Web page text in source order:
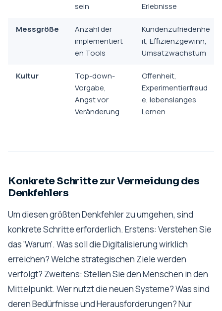
sein
Erlebnisse
Messgröße
Anzahl der
implementiert
en Tools
Kundenzufriedenhe
it, Effizienzgewinn,
Umsatzwachstum
Kultur
Top-down-
Vorgabe,
Angst vor
Veränderung
Offenheit,
Experimentierfreud
e, lebenslanges
Lernen
Konkrete Schritte zur Vermeidung des
Denkfehlers
Um diesen größten Denkfehler zu umgehen, sind
konkrete Schritte erforderlich. Erstens: Verstehen Sie
das ‘Warum’. Was soll die Digitalisierungwirklich
erreichen? Welche strategischen Ziele werden
verfolgt? Zweitens: Stellen Sie den Menschen in den
Mittelpunkt. Wer nutzt die neuen Systeme? Was sind
deren Bedürfnisse und Herausforderungen? Nur